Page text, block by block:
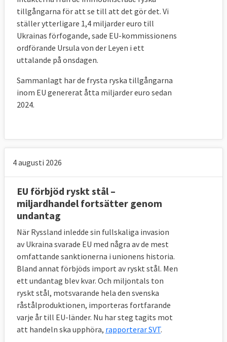
tillgångarna för att se till att det gör det. Vi
ställer ytterligare 1,4 miljarder euro till
Ukrainas förfogande, sade EU-kommissionens
ordförande Ursula von der Leyen i ett
uttalande på onsdagen.
Sammanlagt har de frysta ryska tillgångarna
inom EU genererat åtta miljarder euro sedan
2024.
4 augusti 2026
EU förbjöd ryskt stål –
miljardhandel fortsätter genom
undantag
När Ryssland inledde sin fullskaliga invasion
av Ukraina svarade EU med några av de mest
omfattande sanktionerna i unionens historia.
Bland annat förbjöds import av ryskt stål. Men
ett undantag blev kvar. Och miljontals ton
ryskt stål, motsvarande hela den svenska
råstålproduktionen, importeras fortfarande
varje år till EU-länder. Nu har steg tagits mot
att handeln ska upphöra, rapporterar SVT.